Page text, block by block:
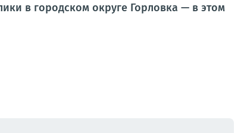
в городском округе Горловка — в этом